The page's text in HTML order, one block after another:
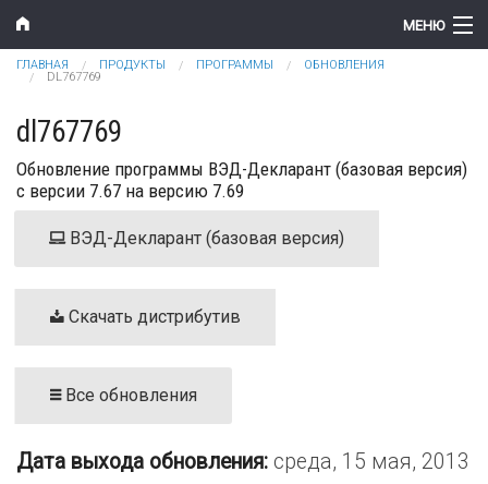
Перейти к основному содержанию
МЕНЮ
Компания
Новости
Продукты
Поддержка
Контакты
Вы здесь
ГЛАВНАЯ ПРОДУКТЫ ПРОГРАММЫ
ОБНОВЛЕНИЯ
DL767769
dl767769
Обновление программы ВЭД-Декларант (базовая версия)
с версии 7.67 на версию 7.69
ВЭД-Декларант (базовая версия)
Скачать дистрибутив
Все обновления
Дата выхода обновления: среда, 15 мая, 2013